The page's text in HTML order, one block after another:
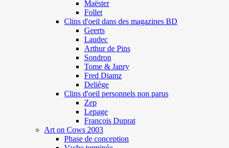
Maëster
Follet
Clins d'oeil dans des magazines BD
Geerts
Laudec
Arthur de Pins
Sondron
Tome & Janry
Fred Diamz
Deliège
Clins d'oeil personnels non parus
Zep
Lepage
François Duprat
Art on Cows 2003
Phase de conception